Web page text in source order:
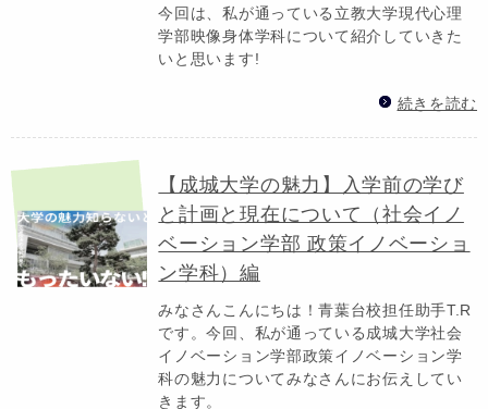
今回は、私が通っている立教大学現代心理
学部映像身体学科について紹介していきた
いと思います!
続きを読む
【成城大学の魅力】入学前の学び
と計画と現在について（社会イノ
ベーション学部 政策イノベーショ
ン学科）編
みなさんこんにちは！青葉台校担任助手T.R
です。今回、私が通っている成城大学社会
イノベーション学部政策イノベーション学
科の魅力についてみなさんにお伝えしてい
きます。